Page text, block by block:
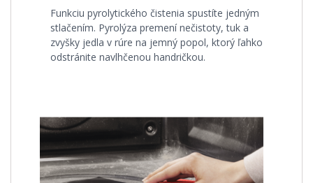
Funkciu pyrolytického čistenia spustíte jedným
stlačením. Pyrolýza premení nečistoty, tuk a
zvyšky jedla v rúre na jemný popol, ktorý ľahko
odstránite navlhčenou handričkou.